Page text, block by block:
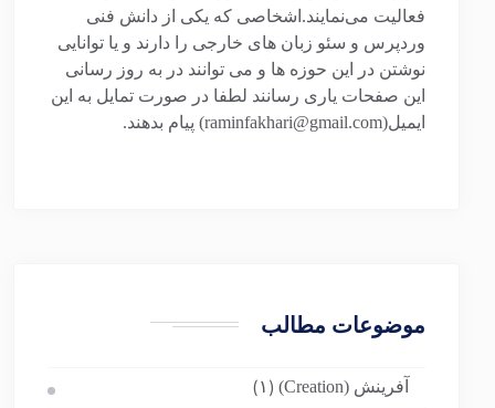
فعالیت می‌نمایند.اشخاصی که یکی از دانش فنی
وردپرس و سئو زبان های خارجی را دارند و یا توانایی
نوشتن در این حوزه ها و می توانند در به روز رسانی
این صفحات یاری رسانند لطفا در صورت تمایل به این
ایمیل(raminfakhari@gmail.com) پیام بدهند.
موضوعات مطالب
آفرینش (Creation) (۱)